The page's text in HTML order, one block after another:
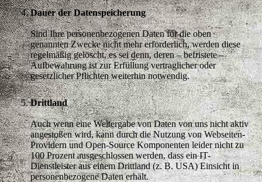
Dauer der Datenspeicherung
Sind Ihre personenbezogenen Daten für die oben
genannten Zwecke nicht mehr erforderlich, werden diese
regelmäßig gelöscht, es sei denn, deren – befristete –
Aufbewahrung ist zur Erfüllung vertraglicher oder
gesetzlicher Pflichten weiterhin notwendig.
Drittland
Auch wenn eine Weitergabe von Daten von uns nicht aktiv
angestoßen wird, kann durch die Nutzung von Webseiten-
Providern und Open-Source Komponenten leider nicht zu
100 Prozent ausgeschlossen werden, dass ein IT-
Dienstleister aus einem Drittland (z. B. USA) Einsicht in
personenbezogene Daten erhält.